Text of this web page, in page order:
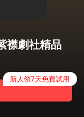
襟劇社精品
新人領7天免費試用